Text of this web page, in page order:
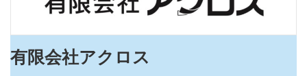
有限会社アクロス